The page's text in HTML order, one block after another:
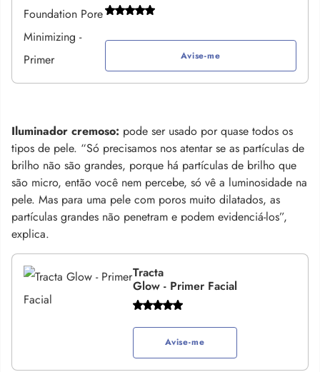
Avise-me
Iluminador cremoso: pode ser usado por quase todos os
tipos de pele. “Só precisamos nos atentar se as partículas de
brilho não são grandes, porque há partículas de brilho que
são micro, então você nem percebe, só vê a luminosidade na
pele. Mas para uma pele com poros muito dilatados, as
partículas grandes não penetram e podem evidenciá-los”,
explica.
Tracta
Glow - Primer Facial
Avise-me